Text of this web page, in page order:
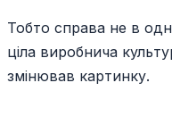
Тобто справа не в
ціла виробнича
змінював картинку.